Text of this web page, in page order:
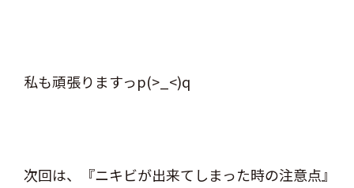
私も頑張りますっp(>_<)q
次回は、『ニキビが出来てしまった時の注意点』